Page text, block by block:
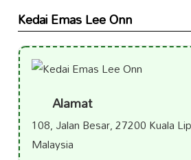
Kedai Emas Lee Onn
Alamat
108, Jalan Besar, 27200 Kuala
Malaysia